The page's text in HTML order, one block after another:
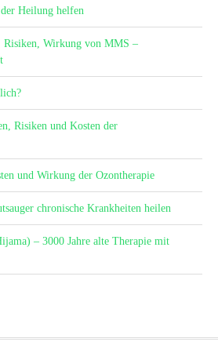
Heilung helfen
Wirkung von MMS –
Risiken und Kosten der
und Wirkung der Ozontherapie
chronische Krankheiten heilen
– 3000 Jahre alte Therapie mit